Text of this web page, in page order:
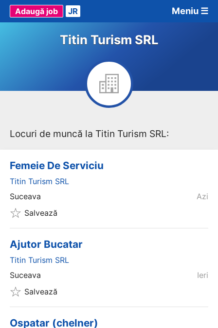
Meniu ☰
Adaugă job JR
Titin Turism SRL
Locuri de muncă la Titin Turism SRL:
Femeie De Serviciu
Titin Turism SRL
Azi
Suceava
Salvează
Ajutor Bucatar
Titin Turism SRL
Ieri
Suceava
Salvează
Ospatar (chelner)